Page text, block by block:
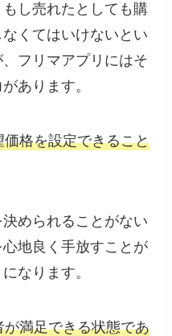
し売れたとしても購
くてはいけないとい
フリマアプリにはそ
あります。
価格を設定できること
められることがない
地良く手放すことが
なります。
満足できる状態であ